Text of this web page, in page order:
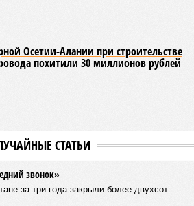
Осетии-Алании при строительстве
похитили 30 миллионов рублей
СТАТЬИ
звонок»
за три года закрыли более двухсот